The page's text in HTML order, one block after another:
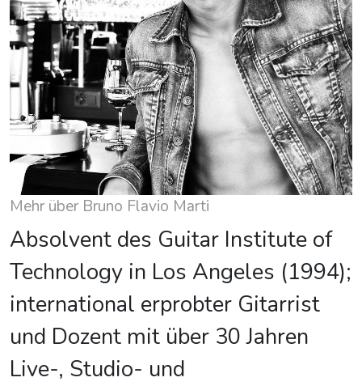
Mehr über Bruno Flavio Marti
Absolvent des Guitar Institute of
Technology in Los Angeles (1994);
international erprobter Gitarrist
und Dozent mit über 30 Jahren
Live-, Studio- und